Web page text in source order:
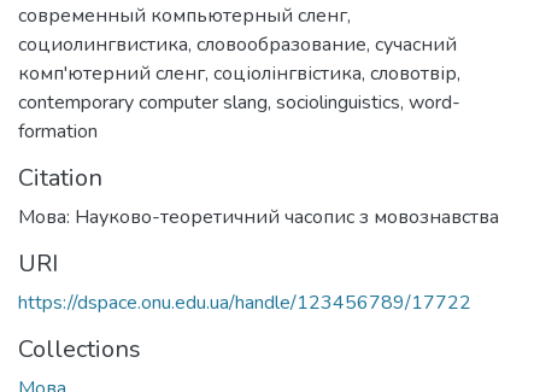
современный компьютерный сленг,
социолингвистика, словообразование, сучасний
комп'ютерний сленг, соціолінгвістика, словотвір,
contemporary computer slang, sociolinguistics, word-
formation
Citation
Мова: Науково-теоретичний часопис з мовознавства
URI
https://dspace.onu.edu.ua/handle/123456789/17722
Collections